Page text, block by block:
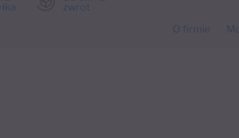
zwrot
O firmie